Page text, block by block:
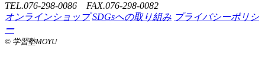
TEL.076-298-0086 FAX.076-298-0082
オンラインショップ SDGsへの取り組み プライバシーポリシ
ー
©️ 学習塾MOYU